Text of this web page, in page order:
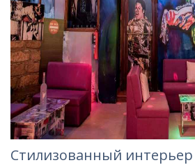
Стилизованный